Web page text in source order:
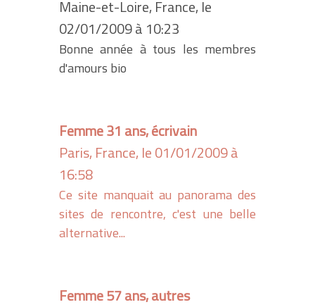
Maine-et-Loire, France, le
02/01/2009 à 10:23
Bonne année à tous les membres
d'amours bio
Femme 31 ans, écrivain
Paris, France, le 01/01/2009 à
16:58
Ce site manquait au panorama des
sites de rencontre, c'est une belle
alternative...
Femme 57 ans, autres